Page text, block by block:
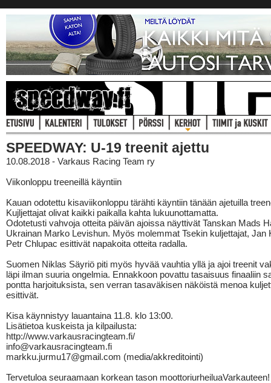
SPEEDWAY: U-19 treenit ajettu
10.08.2018 - Varkaus Racing Team ry
Viikonloppu treeneillä käyntiin
Kauan odotettu kisaviikonloppu tärähti käyntiin tänään ajetuilla
Kujljettajat olivat kaikki paikalla kahta lukuunottamatta.
Odotetusti vahvoja otteita päivän ajoissa näyttivät Tanskan Mads
Ukrainan Marko Levishun. Myös molemmat Tsekin kuljettajat, Jan
Petr Chlupac esittivät napakoita otteita radalla.
Suomen Niklas Säyriö piti myös hyvää vauhtia yllä ja ajoi treenit
läpi ilman suuria ongelmia. Ennakkoon povattu tasaisuus finaaliin
pontta harjoituksista, sen verran tasaväkisen näköistä menoa
esittivät.
Kisa käynnistyy lauantaina 11.8. klo 13:00.
Lisätietoa kuskeista ja kilpailusta:
http://www.varkausracingteam.fi/
info@varkausracingteam.fi
markku.jurmu17@gmail.com (media/akkreditointi)
Tervetuloa seuraamaan korkean tason moottoriurheiluaVarkauteen!